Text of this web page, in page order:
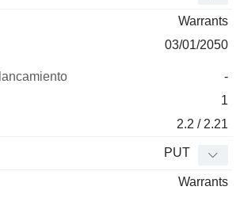
Warrants
03/01/2050
-
1
2.2 / 2.21
PUT
Warrants